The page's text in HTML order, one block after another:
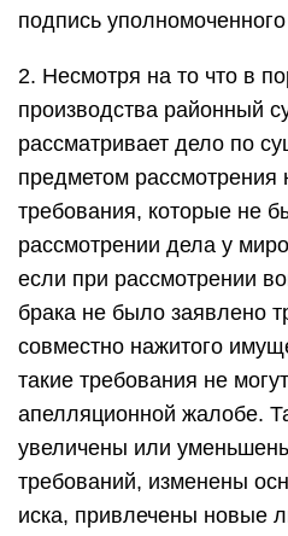
подпись
2. Несмотря на то что в
производства районный
рассматривает дело по
предметом рассмотрения
требования, которые не
рассмотрении дела у
если при рассмотрении
брака не было заявлено
совместно нажитого
такие требования не
апелляционной жалобе.
увеличены или
требований, изменены
иска, привлечены новые